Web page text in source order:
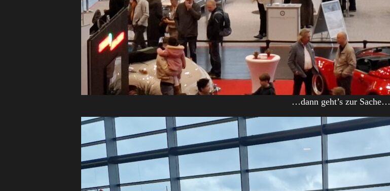
…dann geht’s zur Sache…